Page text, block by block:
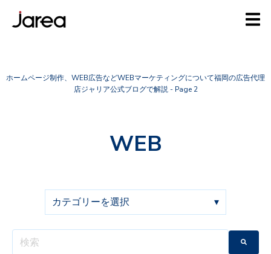
ホームページ制作、WEB広告などWEBマーケティングについて福岡の広告代理
店ジャリア公式ブログで解説 - Page 2
WEB